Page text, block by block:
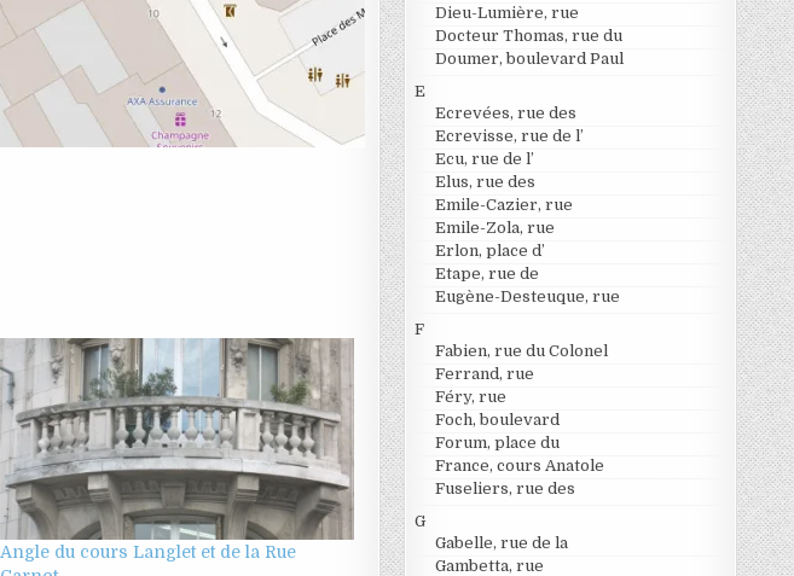
Angle du cours Langlet et de la Rue
Dieu-Lumière, rue
Docteur Thomas, rue du
Doumer, boulevard Paul
E
Ecrevées, rue des
Ecrevisse, rue de l’
Ecu, rue de l’
Elus, rue des
Emile-Cazier, rue
Emile-Zola, rue
Erlon, place d’
Etape, rue de
Eugène-Desteuque, rue
F
Fabien, rue du Colonel
Ferrand, rue
Féry, rue
Foch, boulevard
Forum, place du
France, cours Anatole
Fuseliers, rue des
G
Gabelle, rue de la
Gambetta, rue